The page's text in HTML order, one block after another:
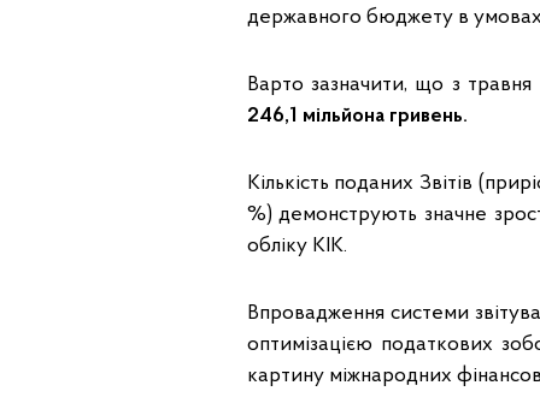
державного бюджету в умовах
Варто зазначити, що з
246,1 мільйона гривень.
Кількість поданих Звітів
%) демонструють значне
обліку КІК.
Впровадження системи
оптимізацією податкових
картину міжнародних